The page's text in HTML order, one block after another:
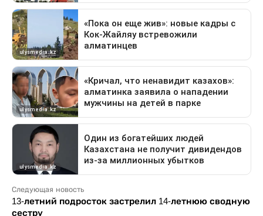
Следующая новость
13-летний подросток застрелил 14-летнюю сводную
сестру